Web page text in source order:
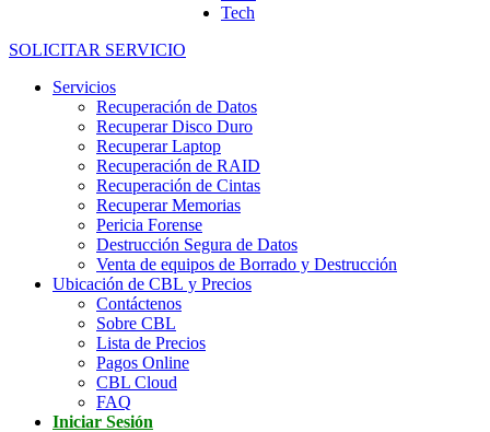
SOLICITAR SERVICIO
Servicios
Recuperación de Datos
Recuperar Disco Duro
Recuperar Laptop
Recuperación de RAID
Recuperación de Cintas
Recuperar Memorias
Pericia Forense
Destrucción Segura de Datos
Venta de equipos de Borrado y Destrucción
Ubicación de CBL y Precios
Contáctenos
Sobre CBL
Lista de Precios
Pagos Online
CBL Cloud
FAQ
Iniciar Sesión